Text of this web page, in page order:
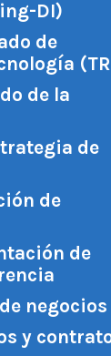
DI)
de
de la
de
de
de
negocios
y